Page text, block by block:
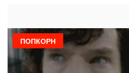
ПОПКОРН